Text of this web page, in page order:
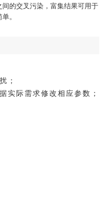
的交叉污染，富集结果可用于
。
；
实际需求修改相应参数；